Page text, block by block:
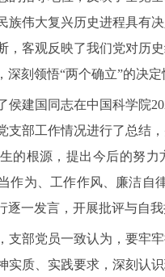
族伟大复兴历史进程具有
，客观反映了我们党对历
深刻领悟“两个确立”的决
侯建国同志在中国科学院
支部工作情况进行了总结
的根源，提出今后的努
作为、工作作风、廉洁自
逐一发言，开展批评与自
支部党员一致认为，要牢
实质、实践要求，深刻认